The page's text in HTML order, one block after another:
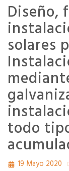
Diseño,
solares
todo
19 Mayo 2020